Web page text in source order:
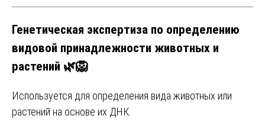
Генетическая экспертиза по определению
видовой принадлежности животных и
растений 🌿🦁
Используется для определения вида животных или
растений на основе их ДНК.